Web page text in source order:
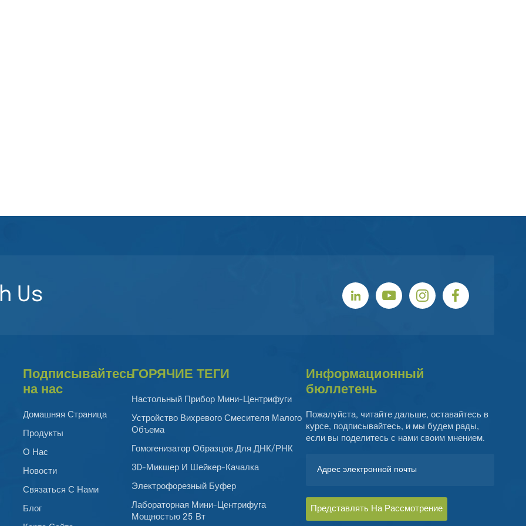
Us
Подписывайтесь
на нас
Домашняя Страница
Продукты
О Нас
Новости
Связаться С Нами
Блог
ГОРЯЧИЕ ТЕГИ
Настольный Прибор Мини-Центрифуги
Устройство Вихревого Смесителя Малого
Объема
Гомогенизатор Образцов Для ДНК/РНК
3D-Микшер И Шейкер-Качалка
Электрофорезный Буфер
Лабораторная Мини-Центрифуга
Мощностью 25 Вт
Информационный
бюллетень
Пожалуйста, читайте дальше, оставайтесь в
курсе, подписывайтесь, и мы будем рады,
если вы поделитесь с нами своим мнением.
Представлять На Рассмотрение